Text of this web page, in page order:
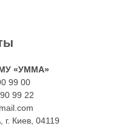
«УММА»
99 00
99 22
г. Киев, 04119